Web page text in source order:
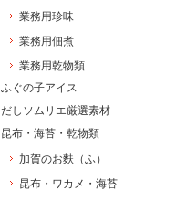
業務用珍味
業務用佃煮
業務用乾物類
ふぐの子アイス
だしソムリエ厳選素材
昆布・海苔・乾物類
加賀のお麩（ふ）
昆布・ワカメ・海苔